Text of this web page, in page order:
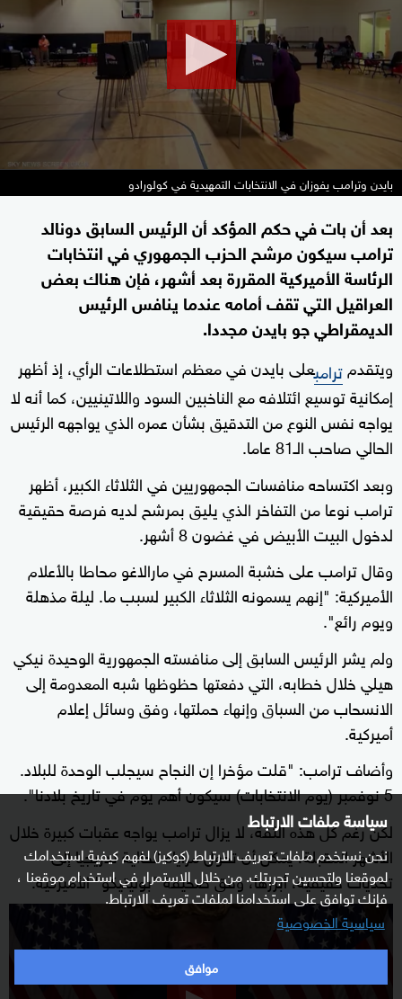
سياسة ملفات الارتباط
نحن نستخدم ملفات تعريف الارتباط (كوكيز) لفهم كيفية استخدامك
لموقعنا ولتحسين تجربتك. من خلال الاستمرار في استخدام موقعنا ،
فإنك توافق على استخدامنا لملفات تعريف الارتباط.
سياسية الخصوصية
موافق
minute,
36
seconds
بايدن وترامب يفوزان في الانتخابات التمهيدية في كولورادو
بعد أن بات في حكم المؤكد أن الرئيس السابق دونالد
ترامب سيكون مرشح الحزب الجمهوري في انتخابات
الرئاسة الأميركية المقررة بعد أشهر، فإن هناك بعض
العراقيل التي تقف أمامه عندما ينافس الرئيس
الديمقراطي جو بايدن مجددا.
ويتقدمترامبعلى بايدن في معظم استطلاعات الرأي، إذ أظهر
إمكانية توسيع ائتلافه مع الناخبين السود واللاتينيين، كما أنه لا
يواجه نفس النوع من التدقيق بشأن عمره الذي يواجهه الرئيس
الحالي صاحب الـ81 عاما.
وبعد اكتساحه منافسات الجمهوريين في الثلاثاء الكبير، أظهر
ترامب نوعا من التفاخر الذي يليق بمرشح لديه فرصة حقيقية
لدخول البيت الأبيض في غضون 8 أشهر.
وقال ترامب على خشبة المسرح في مارالاغو محاطا بالأعلام
الأميركية: "إنهم يسمونه الثلاثاء الكبير لسبب ما. ليلة مذهلة
ويوم رائع".
ولم يشر الرئيس السابق إلى منافسته الجمهورية الوحيدة نيكي
هيلي خلال خطابه، التي دفعتها حظوظها شبه المعدومة إلى
الانسحاب من السباق وإنهاء حملتها، وفق وسائل إعلام
أميركية.
وأضاف ترامب: "قلت مؤخرا إن النجاح سيجلب الوحدة للبلاد.
5 نوفمبر (يوم الانتخابات) سيكون أهم يوم في تاريخ بلادنا".
لكن رغم كل هذه الثقة، لا يزال ترامب يواجه عقبات كبيرة خلال
الأشهر المقبلة، يمكن أن تحول مزاياه الحالية تدريجيا إلى
تحديات حقيقية، أبرزها، وفق صحيفة "بوليتيكو" الأميركية:
seconds
2